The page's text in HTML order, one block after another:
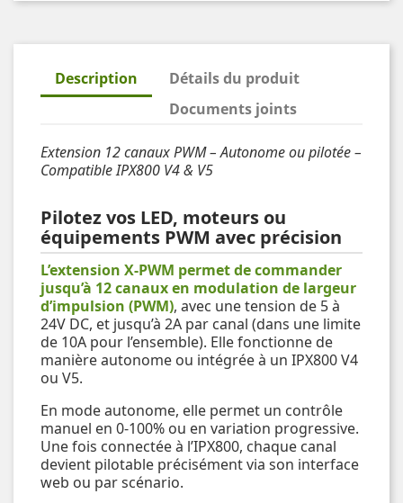
Description
Détails du produit
Documents joints
Extension 12 canaux PWM – Autonome ou pilotée –
Compatible IPX800 V4 & V5
Pilotez vos LED, moteurs ou
équipements PWM avec précision
L’extension X-PWM permet de commander
jusqu’à 12 canaux en modulation de largeur
d’impulsion (PWM), avec une tension de 5 à
24V DC, et jusqu’à 2A par canal (dans une limite
de 10A pour l’ensemble). Elle fonctionne de
manière autonome ou intégrée à un IPX800 V4
ou V5.
En mode autonome, elle permet un contrôle
manuel en 0-100% ou en variation progressive.
Une fois connectée à l’IPX800, chaque canal
devient pilotable précisément via son interface
web ou par scénario.